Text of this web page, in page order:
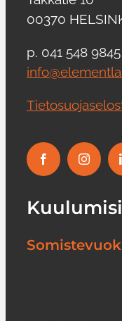
00370
p. 041 548 9845